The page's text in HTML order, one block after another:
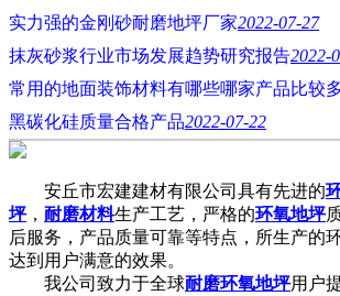
实力强的金刚砂耐磨地坪厂家2022-07-27
抹灰砂浆行业市场发展趋势研究报告2022-
常用的地面装饰材料有哪些哪家产品比较
黑碳化硅质量合格产品2022-07-22
安丘市宏建建材有限公司具有先进的
坪， 耐磨材料生产工艺，严格的环氧地坪
后服务，产品质量可靠等特点，所生产的
达到用户满意的效果。
我公司致力于全球耐磨环氧地坪用户